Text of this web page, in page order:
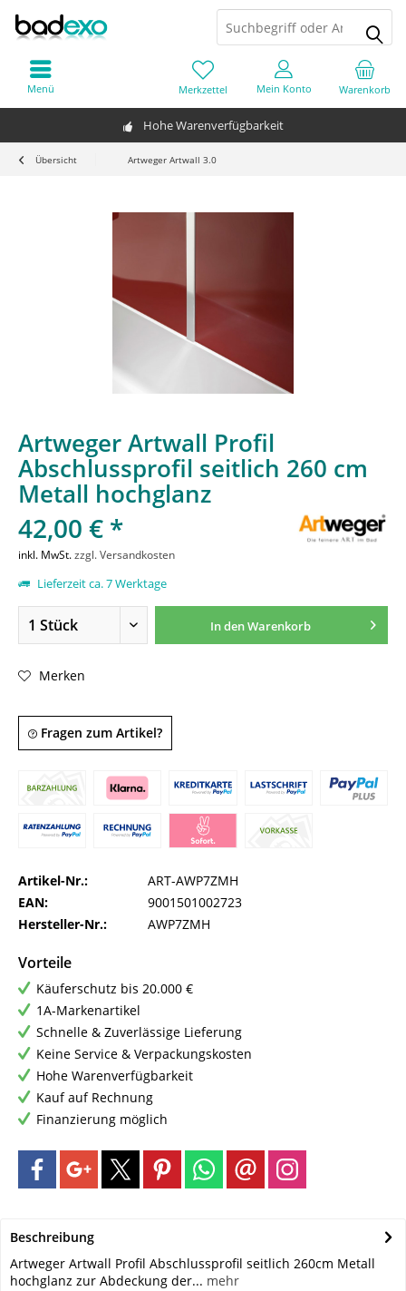
Hohe Warenverfügbarkeit
Warenkorb
Merkzettel Mein Konto
Menü
Übersicht Artweger Artwall 3.0
Artweger Artwall Profil
Abschlussprofil seitlich 260 cm
Metall hochglanz
42,00 € *
inkl. MwSt.zzgl. Versandkosten
Lieferzeit ca. 7 Werktage
In denWarenkorb
Merken
Fragen zum Artikel?
Artikel-Nr.:
ART-AWP7ZMH
EAN:
9001501002723
Hersteller-Nr.:
AWP7ZMH
Vorteile
Käuferschutz bis 20.000 €
1A-Markenartikel
Schnelle & Zuverlässige Lieferung
Keine Service & Verpackungskosten
Hohe Warenverfügbarkeit
Kauf auf Rechnung
Finanzierung möglich
Beschreibung
Artweger Artwall Profil Abschlussprofil seitlich 260cm Metall
hochglanz zur Abdeckung der... mehr